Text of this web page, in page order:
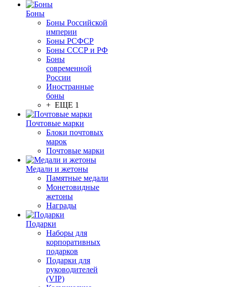
Боны
Боны Российской
империи
Боны РСФСР
Боны СССР и РФ
Боны
современной
России
Иностранные
боны
+ ЕЩЕ 1
Почтовые марки
Блоки почтовых
марок
Почтовые марки
Медали и жетоны
Памятные медали
Монетовидные
жетоны
Награды
Подарки
Наборы для
корпоративных
подарков
Подарки для
руководителей
(VIP)